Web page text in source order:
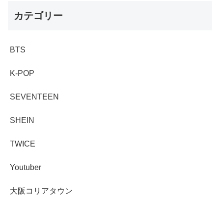
カテゴリー
BTS
K-POP
SEVENTEEN
SHEIN
TWICE
Youtuber
大阪コリアタウン